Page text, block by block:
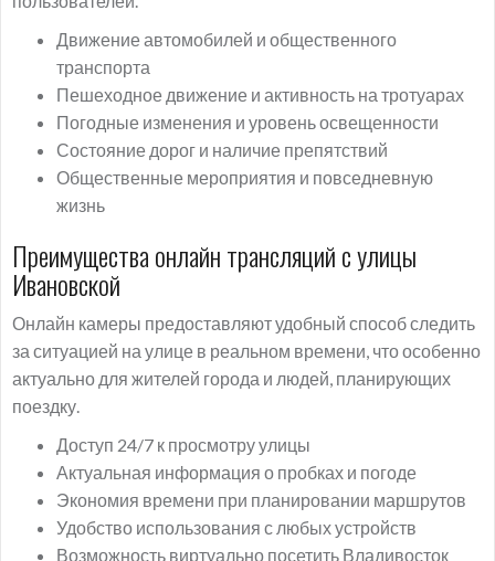
Движение автомобилей и общественного
транспорта
Пешеходное движение и активность на тротуарах
Погодные изменения и уровень освещенности
Состояние дорог и наличие препятствий
Общественные мероприятия и повседневную
жизнь
Преимущества онлайн трансляций с улицы
Ивановской
Онлайн камеры предоставляют удобный способ следить
за ситуацией на улице в реальном времени, что особенно
актуально для жителей города и людей, планирующих
поездку.
Доступ 24/7 к просмотру улицы
Актуальная информация о пробках и погоде
Экономия времени при планировании маршрутов
Удобство использования с любых устройств
Возможность виртуально посетить Владивосток